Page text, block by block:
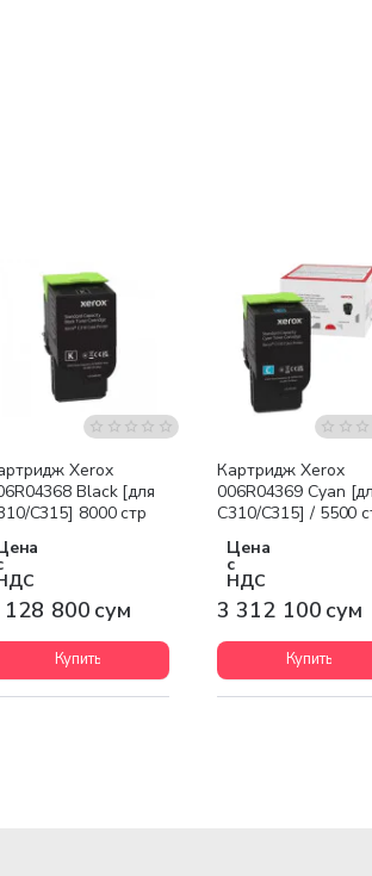
доставка
Xerox
Black [для
C315] 8000 стр
800 сум
Купить
Бесплатная доставка
Картридж Xerox
006R04369 Cyan
C310/C315] / 5500
Цена
с
НДС
3 312 100 сум
Купить